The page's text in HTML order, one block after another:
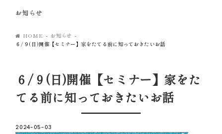
お知らせ
HOME
お知らせ
６/９(日)開催【セミナー】家をたてる前に知っておきたいお話
６/９(日)開催【セミナー】家をた
てる前に知っておきたいお話
2024-05-03